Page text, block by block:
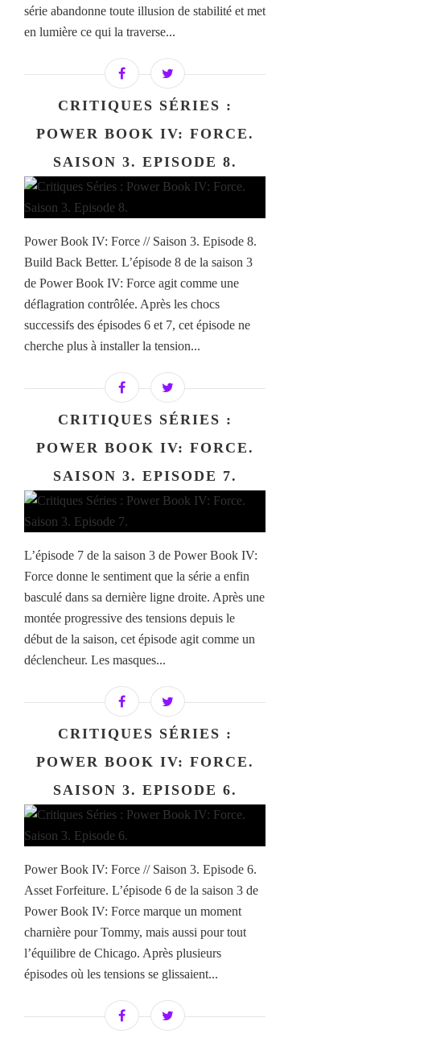
série abandonne toute illusion de stabilité et met
en lumière ce qui la traverse...
CRITIQUES SÉRIES :
POWER BOOK IV: FORCE.
SAISON 3. EPISODE 8.
Power Book IV: Force // Saison 3. Episode 8.
Build Back Better. L’épisode 8 de la saison 3
de Power Book IV: Force agit comme une
déflagration contrôlée. Après les chocs
successifs des épisodes 6 et 7, cet épisode ne
cherche plus à installer la tension...
CRITIQUES SÉRIES :
POWER BOOK IV: FORCE.
SAISON 3. EPISODE 7.
L’épisode 7 de la saison 3 de Power Book IV:
Force donne le sentiment que la série a enfin
basculé dans sa dernière ligne droite. Après une
montée progressive des tensions depuis le
début de la saison, cet épisode agit comme un
déclencheur. Les masques...
CRITIQUES SÉRIES :
POWER BOOK IV: FORCE.
SAISON 3. EPISODE 6.
Power Book IV: Force // Saison 3. Episode 6.
Asset Forfeiture. L’épisode 6 de la saison 3 de
Power Book IV: Force marque un moment
charnière pour Tommy, mais aussi pour tout
l’équilibre de Chicago. Après plusieurs
épisodes où les tensions se glissaient...